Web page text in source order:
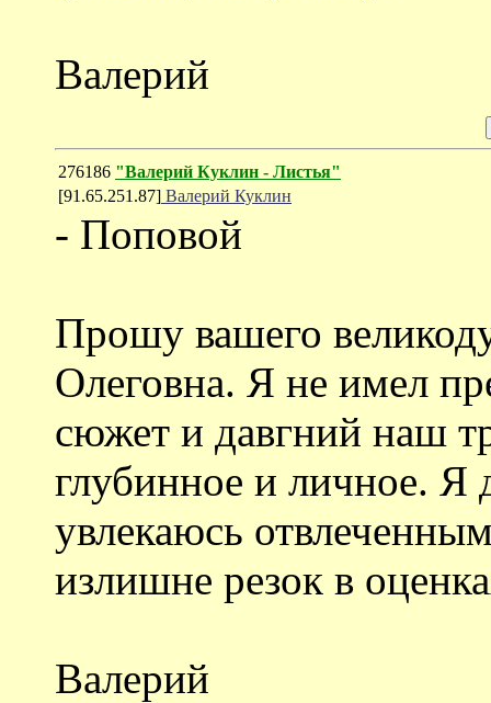
Валерий
276186 "Валерий Куклин - Листья"
[91.65.251.87] Валерий Куклин
- Поповой
Прошу вашего
Олеговна. Я не имел
сюжет и давгний наш
глубинное и личное. Я
увлекаюсь
излишне резок в
Валерий